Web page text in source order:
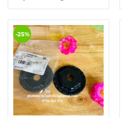
trái , phải Spark
M300 chính hãng
-25%